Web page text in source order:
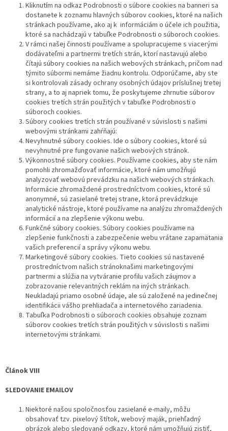
Kliknutím na odkaz Podrobnosti o súbore cookies na banneri sa
dostanete k zoznamu hlavných súborov cookies, ktoré na našich
stránkach používame, ako aj k informáciám o účele ich použitia,
ktoré sa nachádzajú v tabuľke Podrobnosti o súboroch cookies.
V rámci našej činnosti používame a spolupracujeme s viacerými
dodávateľmi a partnermi tretích strán, ktorí nastavujú alebo
čítajú súbory cookies na našich webových stránkach, pričom nad
týmito súbormi nemáme žiadnu kontrolu. Odporúčame, aby ste
si kontrolovali zásady ochrany osobných údajov príslušnej tretej
strany, a to aj napriek tomu, že poskytujeme zhrnutie súborov
cookies tretích strán použitých v tabuľke Podrobnosti o
súboroch cookies.
Súbory cookies tretích strán používané v súvislosti s našimi
webovými stránkami zahŕňajú:
Nevyhnutné súbory cookies. Ide o súbory cookies, ktoré sú
nevyhnutné pre fungovanie našich webových stránok.
Výkonnostné súbory cookies. Používame cookies, aby ste nám
pomohli zhromažďovať informácie, ktoré nám umožňujú
analyzovať webovú prevádzku na našich webových stránkach.
Informácie zhromaždené prostredníctvom cookies, ktoré sú
anonymné, sú zasielané tretej strane, ktorá prevádzkuje
analytické nástroje, ktoré používame na analýzu zhromaždených
informácií a na zlepšenie výkonu webu.
Funkčné súbory cookies. Súbory cookies používame na
zlepšenie funkčnosti a zabezpečenie webu vrátane zapamätania
vašich preferencií a správy výkonu webu.
Marketingové súbory cookies. Tieto cookies sú nastavené
prostredníctvom našich stránoknašimi marketingovými
partnermi a slúžia na vytváranie profilu vašich záujmov a
zobrazovanie relevantných reklám na iných stránkach.
Neukladajú priamo osobné údaje, ale sú založené na jedinečnej
identifikácii vášho prehliadača a internetového zariadenia.
Tabuľka Podrobnosti o súboroch cookies obsahuje zoznam
súborov cookies tretích strán použitých v súvislosti s našimi
internetovými stránkami.
Článok VIII
SLEDOVANIE EMAILOV
Niektoré našou spoločnosťou zasielané e-maily, môžu
obsahovať tzv. pixelový štítok, webový maják, priehľadný